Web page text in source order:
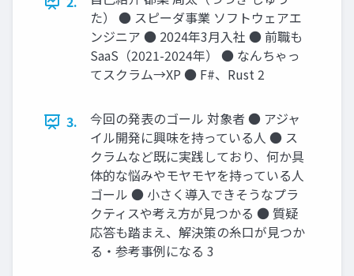
た） ● スピーダ事業 ソフトウェアエ
ンジニア ● 2024年3月入社 ● 前職も
SaaS（2021-2024年） ● なんちゃっ
てスクラム→XP ● F#、Rust 2
3.
今回の発表のゴール 対象者 ● アジャ
イル開発に興味を持っている人 ● ス
クラムなど既に実践しており、何か具
体的な悩みやモヤモヤを持っている人
ゴール ● 小さく導入できそうなプラ
クティスや考え方が見つかる ● 質疑
応答も踏まえ、解決策の糸口が見つか
る・参考事例になる 3